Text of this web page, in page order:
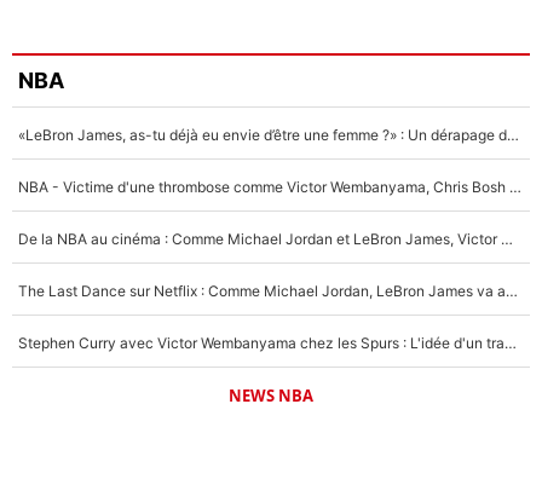
NBA
«LeBron James, as-tu déjà eu envie d’être une femme ?» : Un dérapage de Donald Trump sur la superstar de la NBA refait surface
NBA - Victime d'une thrombose comme Victor Wembanyama, Chris Bosh prévient le Français des risques sur sa santé : «J’ai failli mourir sur le coup et j’ai été ramené à la vie»
De la NBA au cinéma : Comme Michael Jordan et LeBron James, Victor Wembanyama rêve d'une carrière d'acteur !
The Last Dance sur Netflix : Comme Michael Jordan, LeBron James va avoir le droit à sa série !
Stephen Curry avec Victor Wembanyama chez les Spurs : L'idée d'un trade historique est lancée en NBA !
NEWS NBA